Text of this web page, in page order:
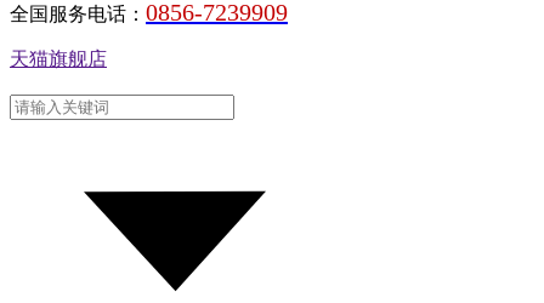
全国服务电话： 0856-7239909
天猫旗舰店